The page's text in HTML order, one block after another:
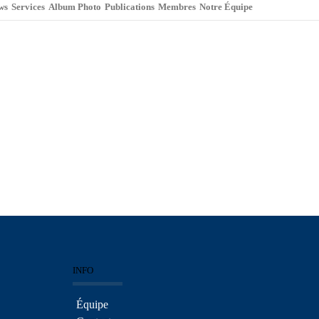
Services Album Photo Publications Membres Notre Équipe
INFO
Équipe